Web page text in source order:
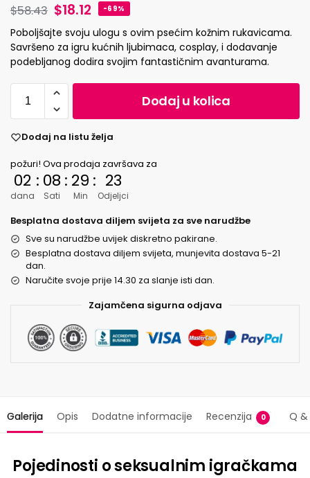
$58.43 $18.12 -69%
Poboljšajte svoju ulogu s ovim psećim kožnim rukavicama.
Savršeno za igru ​​kućnih ljubimaca, cosplay, i dodavanje
podebljanog dodira svojim fantastičnim avanturama.
Dodaj u kolica
Dodaj na listu želja
požuri! Ova prodaja završava za
02
dana
: 08
Sati
: 29
Min
: 23
Odjeljci
Besplatna dostava diljem svijeta za sve narudžbe
Sve su narudžbe uvijek diskretno pakirane.
Besplatna dostava diljem svijeta, munjevita dostava 5-21
dan.
Naručite svoje prije 14.30 za slanje isti dan.
Zajamčena sigurna odjava
Galerija Opis Dodatne informacije Recenzija 0 Q &
Pojedinosti o seksualnim igračkama